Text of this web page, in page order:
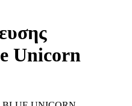
Unicorn